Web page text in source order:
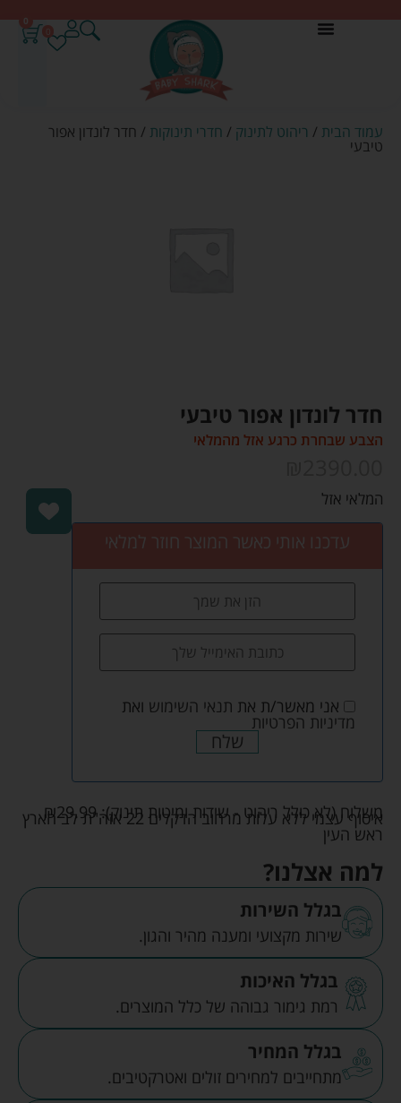
0
עמוד הבית / ריהוט לתינוק / חדרי תינוקות / חדר לונדון אפור
טיבעי
חדר לונדון אפור טיבעי
הצבע שבחרת כרגע אזל מהמלאי
המלאי אזל
עדכנו אותי כאשר המוצר חוזר למלאי
אני מאשר/ת את תנאי השימוש ואת
מדיניות הפרטיות
שלח
משלוח (לא כולל ריהוט - שידות ומיטות תינוק): ₪29.99
איסוף עצמי ללא עלות מרחוב הדקלים 22 אזה"ת לב הארץ
ראש העין
למה אצלנו?
בגלל השירות
שירות מקצועי ומענה מהיר והגון.
בגלל האיכות
רמת גימור גבוהה של כלל המוצרים.
בגלל המחיר
מתחייבים למחירים זולים ואטרקטיבים.